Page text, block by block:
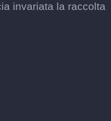
invariata la raccolta